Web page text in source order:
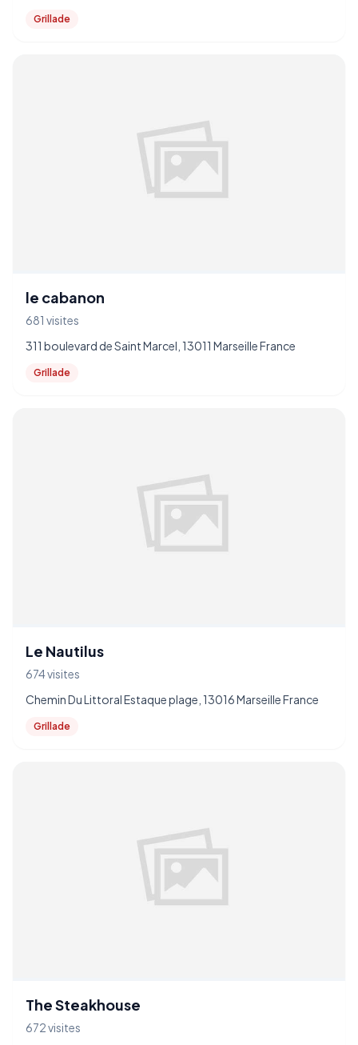
Grillade
le cabanon
681 visites
311 boulevard de Saint Marcel, 13011 Marseille France
Grillade
Le Nautilus
674 visites
Chemin Du Littoral Estaque plage, 13016 Marseille France
Grillade
The Steakhouse
672 visites